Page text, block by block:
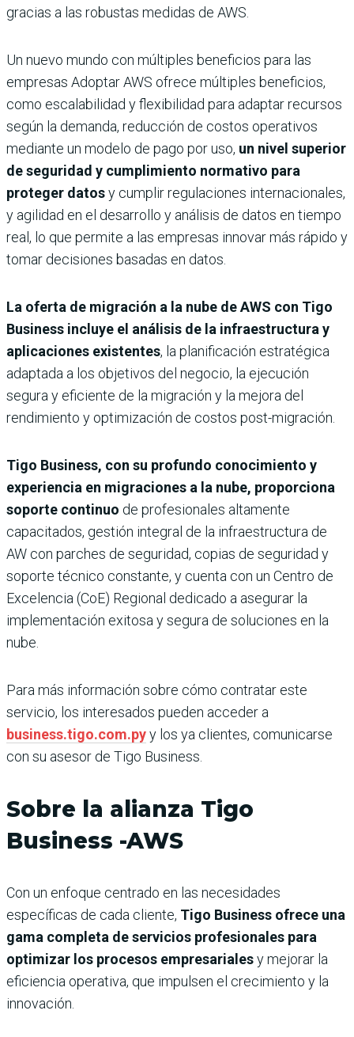
gracias a las robustas medidas de AWS.
Un nuevo mundo con múltiples beneficios para las
empresas Adoptar AWS ofrece múltiples beneficios,
como escalabilidad y flexibilidad para adaptar recursos
según la demanda, reducción de costos operativos
mediante un modelo de pago por uso, un nivel superior
de seguridad y cumplimiento normativo para
proteger datosy cumplir regulaciones internacionales,
y agilidad en el desarrollo y análisis de datos en tiempo
real, lo que permite a las empresas innovar más rápido y
tomar decisiones basadas en datos.
La oferta de migración a la nube de AWS con Tigo
Business incluye el análisis de la infraestructura y
aplicaciones existentes, la planificación estratégica
adaptada a los objetivos del negocio, la ejecución
segura y eficiente de la migración y la mejora del
rendimiento y optimización de costos post-migración.
Tigo Business, con su profundo conocimiento y
experiencia en migraciones a la nube, proporciona
soporte continuo de profesionales altamente
capacitados, gestión integral de la infraestructura de
AW con parches de seguridad, copias de seguridad y
soporte técnico constante, y cuenta con un Centro de
Excelencia (CoE) Regional dedicado a asegurar la
implementación exitosa y segura de soluciones en la
nube.
Para más información sobre cómo contratar este
servicio, los interesados pueden acceder a
business.tigo.com.pyy los ya clientes, comunicarse
con su asesor de Tigo Business.
Sobre la alianza Tigo
Business -AWS
Con un enfoque centrado en las necesidades
específicas de cada cliente, Tigo Business ofrece una
gama completa de servicios profesionales para
optimizar los procesos empresarialesy mejorar la
eficiencia operativa, que impulsen el crecimiento y la
innovación.